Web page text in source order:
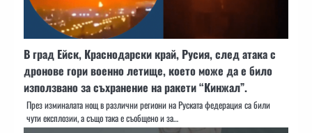
В град Ейск, Краснодарски край, Русия, след атака с
дронове гори военно летище, което може да е било
използвано за съхранение на ракети “Кинжал”.
През изминалата нощ в различни региони на Руската федерация са били
чути експлозии, а също така е съобщено и за…